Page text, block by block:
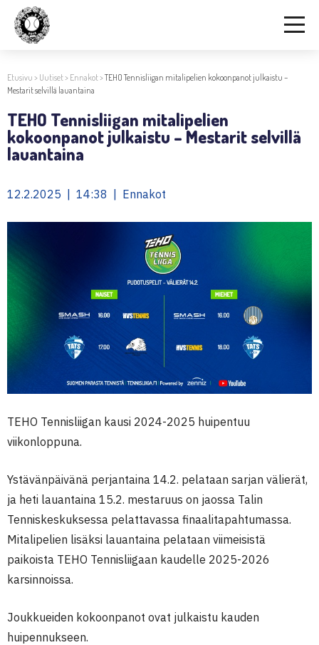
Etusivu > Uutiset> Ennakot>TEHO Tennisliigan mitalipelien kokoonpanot julkaistu –
Mestarit selvillä lauantaina
TEHO Tennisliigan mitalipelien
kokoonpanot julkaistu – Mestarit selvillä
lauantaina
12.2.2025 | 14:38 | Ennakot
TEHO Tennisliigan kausi 2024-2025 huipentuu
viikonloppuna.
Ystävänpäivänä perjantaina 14.2. pelataan sarjan välierät,
ja heti lauantaina 15.2. mestaruus on jaossa Talin
Tenniskeskuksessa pelattavassa finaalitapahtumassa.
Mitalipelien lisäksi lauantaina pelataan viimeisistä
paikoista TEHO Tennisliigaan kaudelle 2025-2026
karsinnoissa.
Joukkueiden kokoonpanot ovat julkaistu kauden
huipennukseen.